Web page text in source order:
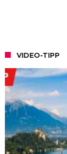
VIDEO-TIPP